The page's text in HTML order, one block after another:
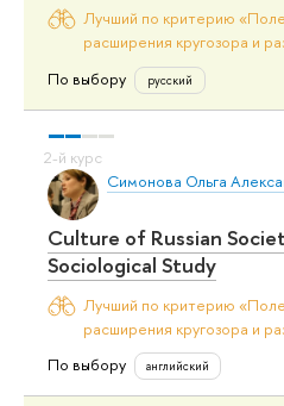
Лучший по критерию
расширения кругозора и
По выбору
русский
Симонова Ольга
Culture of Russian
Sociological Study
Лучший по критерию
расширения кругозора и
По выбору
английский